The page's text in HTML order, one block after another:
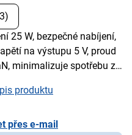
25 W, bezpečné nabíjení,
na výstupu 5 V, proud
minimalizuje spotřebu z
produktu
přes e-mail